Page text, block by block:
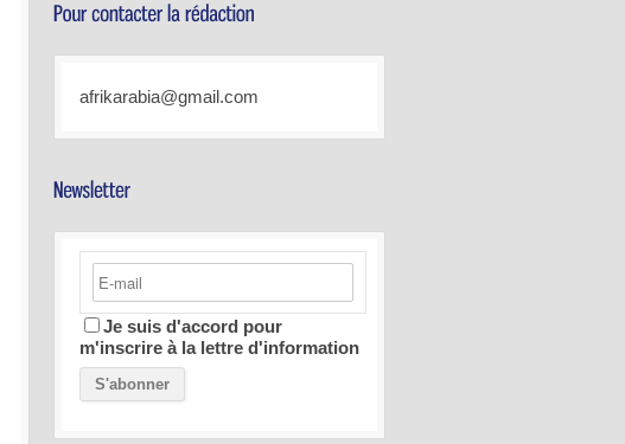
afrikarabia@gmail.com
Je suis d'accord pour
m'inscrire à la lettre d'information